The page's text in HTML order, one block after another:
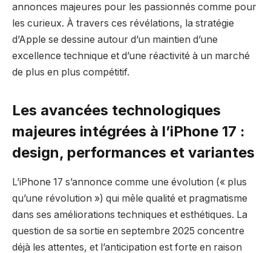
annonces majeures pour les passionnés comme pour
les curieux. À travers ces révélations, la stratégie
d’Apple se dessine autour d’un maintien d’une
excellence technique et d’une réactivité à un marché
de plus en plus compétitif.
Les avancées technologiques
majeures intégrées à l’iPhone 17 :
design, performances et variantes
L’iPhone 17 s’annonce comme une évolution (« plus
qu’une révolution ») qui mêle qualité et pragmatisme
dans ses améliorations techniques et esthétiques. La
question de sa sortie en septembre 2025 concentre
déjà les attentes, et l’anticipation est forte en raison